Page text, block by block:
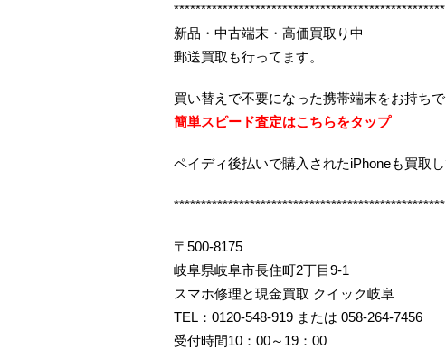
**************************************************
新品・中古端末・高価買取り中
郵送買取も行ってます。
買い替えで不要になった携帯端末をお持ち
簡単スピード査定はこちらをタップ
ペイディ後払いで購入されたiPhoneも買取
**************************************************
〒500-8175
岐阜県岐阜市長住町2丁目9-1
スマホ修理と現金買取 クイック岐阜
TEL：0120-548-919 または 058-264-7456
受付時間10：00～19：00